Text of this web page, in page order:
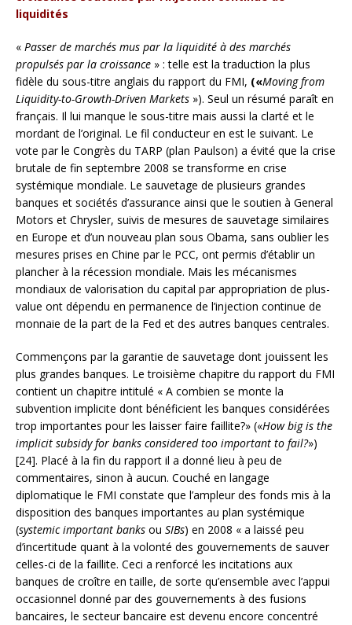
liquidités
« Passer de marchés mus par la liquidité à des marchés
propulsés par la croissance » : telle est la traduction la plus
fidèle du sous-titre anglais du rapport du FMI, («Moving from
Liquidity-to-Growth-Driven Markets »). Seul un résumé paraît en
français. Il lui manque le sous-titre mais aussi la clarté et le
mordant de l’original. Le fil conducteur en est le suivant. Le
vote par le Congrès du TARP (plan Paulson) a évité que la crise
brutale de fin septembre 2008 se transforme en crise
systémique mondiale. Le sauvetage de plusieurs grandes
banques et sociétés d’assurance ainsi que le soutien à General
Motors et Chrysler, suivis de mesures de sauvetage similaires
en Europe et d’un nouveau plan sous Obama, sans oublier les
mesures prises en Chine par le PCC, ont permis d’établir un
plancher à la récession mondiale. Mais les mécanismes
mondiaux de valorisation du capital par appropriation de plus-
value ont dépendu en permanence de l’injection continue de
monnaie de la part de la Fed et des autres banques centrales.
Commençons par la garantie de sauvetage dont jouissent les
plus grandes banques. Le troisième chapitre du rapport du FMI
contient un chapitre intitulé « A combien se monte la
subvention implicite dont bénéficient les banques considérées
trop importantes pour les laisser faire faillite?» («How big is the
implicit subsidy for banks considered too important to fail?»)
[24]. Placé à la fin du rapport il a donné lieu à peu de
commentaires, sinon à aucun. Couché en langage
diplomatique le FMI constate que l’ampleur des fonds mis à la
disposition des banques importantes au plan systémique
(systemic important banks ou SIBs) en 2008 « a laissé peu
d’incertitude quant à la volonté des gouvernements de sauver
celles-ci de la faillite. Ceci a renforcé les incitations aux
banques de croître en taille, de sorte qu’ensemble avec l’appui
occasionnel donné par des gouvernements à des fusions
bancaires, le secteur bancaire est devenu encore concentré